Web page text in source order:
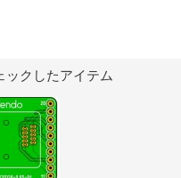
ックしたアイテム